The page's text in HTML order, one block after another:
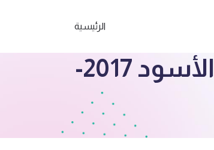
الرئيسية
الصف الثامن أوراق عمل علوم مدرسة المقداد بن الأسود 2017-